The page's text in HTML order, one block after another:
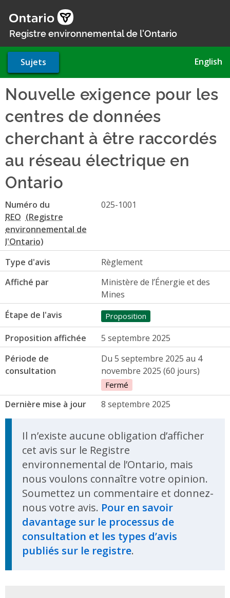
au
contenu
Registre environnemental de l'Ontario
Sujets English
Nouvelle exigence pour les
centres de données
cherchant à être raccordés
au réseau électrique en
Ontario
Numéro du
REO
025-1001
Type d'avis
Règlement
Affiché par
Ministère de l’Énergie et des
Mines
Étape de l'avis
Proposition
Proposition affichée
5 septembre 2025
Période de
consultation
Du 5 septembre 2025 au 4
novembre 2025 (60 jours)
Fermé
Dernière mise à jour 8 septembre 2025
Il n’existe aucune obligation d’afficher
cet avis sur le Registre
environnemental de l’Ontario, mais
nous voulons connaître votre opinion.
Soumettez un commentaire et donnez-
nous votre avis. Pour en savoir
davantage sur le processus de
consultation et les types d’avis
publiés sur le registre.